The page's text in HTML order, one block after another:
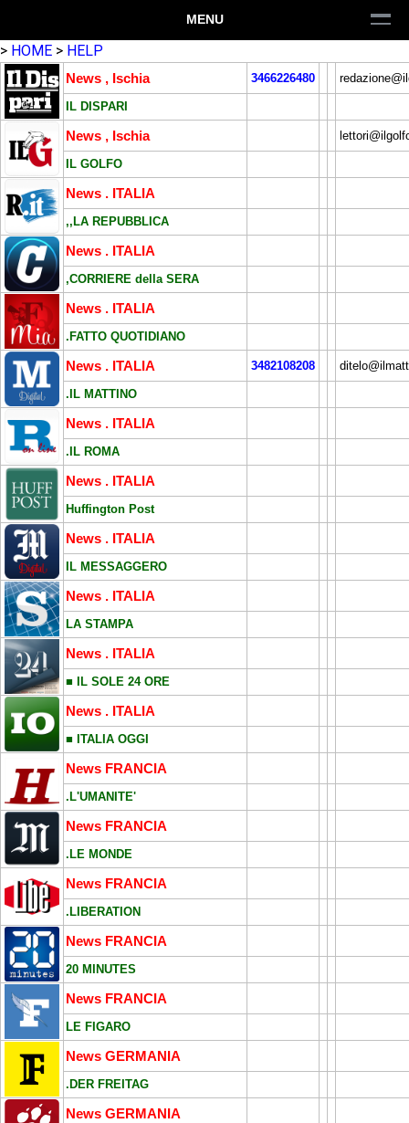
MENU
> HOME > HELP
News , Ischia 3466226480
IL DISPARI
News , Ischia
IL GOLFO
News . ITALIA
,,LA REPUBBLICA
News . ITALIA
,CORRIERE della SERA
News . ITALIA
.FATTO QUOTIDIANO
News . ITALIA 3482108208
.IL MATTINO
News . ITALIA
.IL ROMA
News . ITALIA
Huffington Post
News . ITALIA
IL MESSAGGERO
News . ITALIA
LA STAMPA
News . ITALIA
■ IL SOLE 24 ORE
News . ITALIA
■ ITALIA OGGI
News FRANCIA
.L'UMANITE'
News FRANCIA
.LE MONDE
News FRANCIA
.LIBERATION
News FRANCIA
20 MINUTES
News FRANCIA
LE FIGARO
News GERMANIA
.DER FREITAG
News GERMANIA